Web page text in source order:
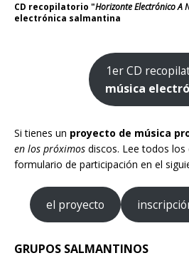
CD recopilatorio "Horizonte Electrónico A
electrónica salmantina
1er CD
música
Si tienes un proyecto de música
en los próximos discos. Lee todos los
formulario de participación en el
el proyecto
GRUPOS SALMANTINOS